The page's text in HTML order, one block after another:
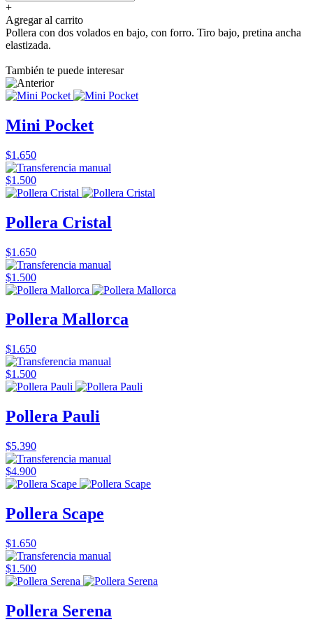
+
Agregar al carrito
Pollera con dos volados en bajo, con forro. Tiro bajo, pretina ancha
elastizada.
También te puede interesar
Mini Pocket
$1.650
$1.500
Pollera Cristal
$1.650
$1.500
Pollera Mallorca
$1.650
$1.500
Pollera Pauli
$5.390
$4.900
Pollera Scape
$1.650
$1.500
Pollera Serena